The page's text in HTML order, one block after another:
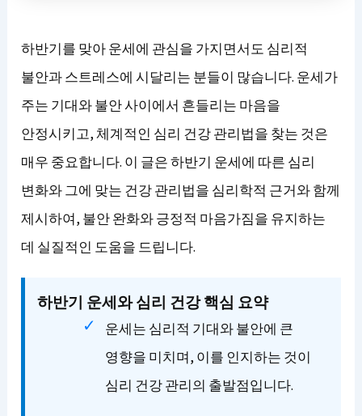
하반기를 맞아 운세에 관심을 가지면서도 심리적
불안과 스트레스에 시달리는 분들이 많습니다. 운세가
주는 기대와 불안 사이에서 흔들리는 마음을
안정시키고, 체계적인 심리 건강 관리법을 찾는 것은
매우 중요합니다. 이 글은 하반기 운세에 따른 심리
변화와 그에 맞는 건강 관리법을 심리학적 근거와 함께
제시하여, 불안 완화와 긍정적 마음가짐을 유지하는
데 실질적인 도움을 드립니다.
하반기 운세와 심리 건강 핵심 요약
운세는 심리적 기대와 불안에 큰
영향을 미치며, 이를 인지하는 것이
심리 건강 관리의 출발점입니다.